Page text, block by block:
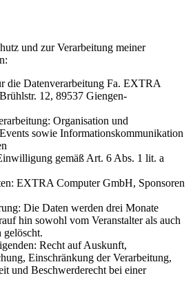
und zur Verarbeitung meiner
die Datenverarbeitung Fa. EXTRA
12, 89537 Giengen-
Organisation und
sowie Informationskommunikation
gemäß Art. 6 Abs. 1 lit. a
EXTRA Computer GmbH, Sponsoren
Die Daten werden drei Monate
hin sowohl vom Veranstalter als auch
gelöscht.
Recht auf Auskunft,
Einschränkung der Verarbeitung,
und Beschwerderecht bei einer